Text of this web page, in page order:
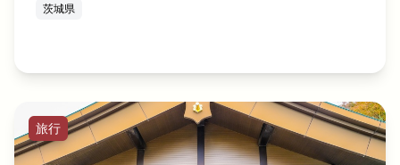
茨城県
旅行